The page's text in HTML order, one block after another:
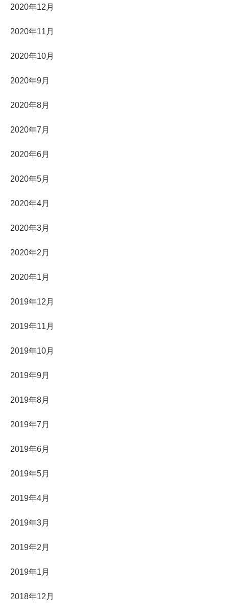
2020年12月
2020年11月
2020年10月
2020年9月
2020年8月
2020年7月
2020年6月
2020年5月
2020年4月
2020年3月
2020年2月
2020年1月
2019年12月
2019年11月
2019年10月
2019年9月
2019年8月
2019年7月
2019年6月
2019年5月
2019年4月
2019年3月
2019年2月
2019年1月
2018年12月